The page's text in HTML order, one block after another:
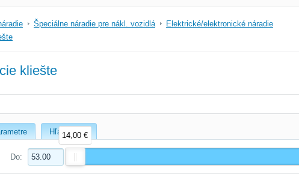
Špeciálne náradie pre nákl. vozidlá
Elektrické/elektronické náradie
kliešte
Hľadať text
Do:
14,00 €